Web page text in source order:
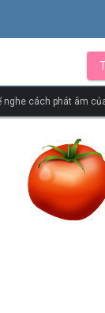
nghe cách phát âm